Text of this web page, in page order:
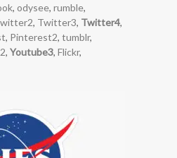
, odysee, rumble,
, Twitter3, Twitter4,
, Pinterest2, tumblr,
, Youtube3, Flickr,